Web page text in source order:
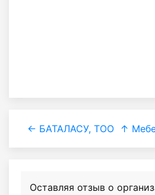
← БАТАЛАСУ, ТОО ↑
Оставляя отзыв о